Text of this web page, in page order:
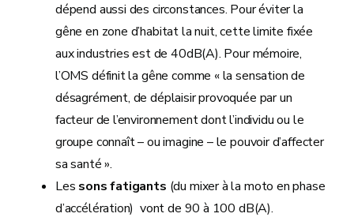
dépend aussi des circonstances. Pour éviter la
gêne en zone d’habitat la nuit, cette limite fixée
aux industries est de 40dB(A). Pour mémoire,
l’OMS définit la gêne comme « la sensation de
désagrément, de déplaisir provoquée par un
facteur de l’environnement dont l’individu ou le
groupe connaît – ou imagine – le pouvoir d’affecter
sa santé ».
Les sons fatigants (du mixer à la moto en phase
d’accélération) vont de 90 à 100 dB(A).